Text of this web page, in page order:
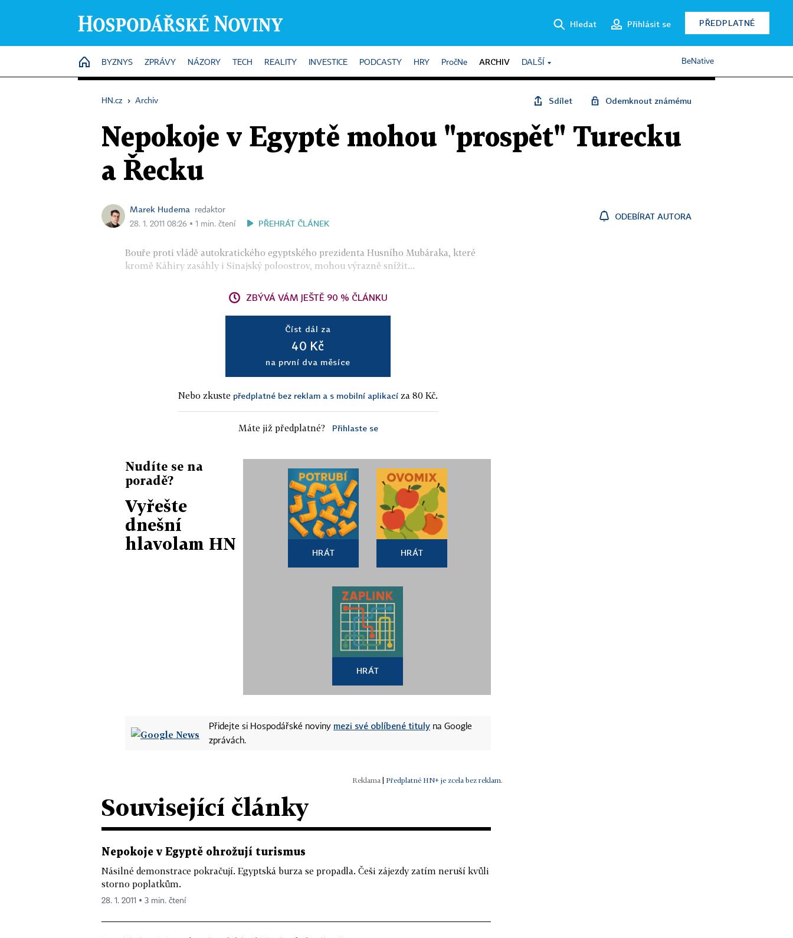
Hledat Přihlásit se PŘEDPLATNÉ
HOME
BYZNYS ZPRÁVY NÁZORY TECH REALITY INVESTICE PODCASTY HRY PročNe ARCHIV DALŠÍ BeNative
HN.cz › Archiv Sdílet Odemknout známému
Nepokoje v Egyptě mohou "prospět" Turecku
a Řecku
Marek Hudema
redaktor
28. 1. 2011 08:26 ▪ 1 min. čtení
PŘEHRÁT ČLÁNEK
ODEBÍRAT AUTORA
Bouře proti vládě autokratického egyptského prezidenta Husního Mubáraka, které
kromě Káhiry zasáhly i Sinajský poloostrov, mohou výrazně snížit...
ZBÝVÁ VÁM JEŠTĚ 90 % ČLÁNKU
Číst dál za
40 Kč
na první dva měsíce
Nebo zkuste předplatné bez reklam a s mobilní aplikací za 80 Kč.
Máte již předplatné? Přihlaste se
Nudíte se na
poradě?
Vyřešte
dnešní
hlavolam HN
HRÁT HRÁT
HRÁT
Přidejte si Hospodářské noviny mezi své oblíbené tituly na Google
zprávách.
Předplatné HN+ je zcela bez reklam.
Související články
Nepokoje v Egyptě ohrožují turismus
Násilné demonstrace pokračují. Egyptská burza se propadla. Češi zájezdy zatím neruší kvůli
storno poplatkům.
28. 1. 2011 ▪ 3 min. čtení